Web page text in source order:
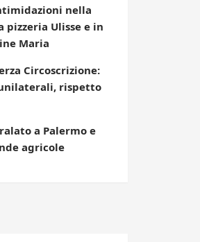
nella
Ulisse e in
Maria
Circoscrizione:
rispetto
a Palermo e
agricole